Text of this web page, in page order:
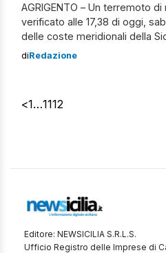
AGRIGENTO – Un terremoto
verificato alle 17,38 di oggi,
delle coste meridionali della
localizzato dalla Sala Sismica
diRedazione
<1…1112
Editore: NEWSICILIA S.R.L.S.
Ufficio Registro delle Imprese di